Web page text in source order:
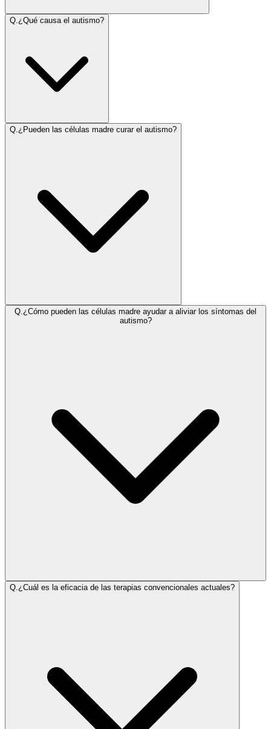
Q. ¿Qué causa el autismo?
Q. ¿Pueden las células madre curar el autismo?
Q. ¿Cómo pueden las células madre ayudar a aliviar los síntomas del
autismo?
Q. ¿Cuál es la eficacia de las terapias convencionales actuales?